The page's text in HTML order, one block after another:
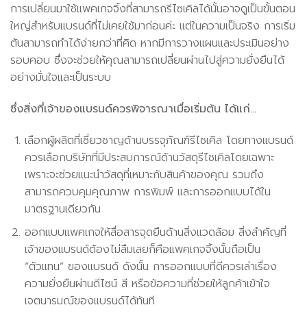
การเปลี่ยนมาใช้แพคเกจจิ้งที่สามารถรีไซเคิลได้นั้นอาจดูเป็นขั้นตอน
ใหญ่สำหรับแบรนด์ที่ไม่เคยใช้มาก่อนค่ะ แต่ในความเป็นจริง การเริ่ม
ต้นสามารถทำได้ง่ายกว่าที่คิด หากมีการวางแผนและประเมินอย่าง
รอบคอบ ซึ่งจะช่วยให้คุณสามารถเปลี่ยนผ่านไปสู่ความยั่งยืนได้
อย่างมั่นใจและเป็นระบบ
ซึ่งสิ่งที่เจ้าของแบรนด์ควรพิจารณาเมื่อเริ่มต้น ได้แก่…
เลือกผู้ผลิตที่เชี่ยวชาญด้านบรรจุภัณฑ์รีไซเคิล โดยทางแบรนด์
ควรเลือกบริษัทที่มีประสบการณ์ด้านวัสดุรีไซเคิลโดยเฉพาะ
เพราะจะช่วยแนะนำวัสดุที่เหมาะกับสินค้าของคุณ รวมถึง
สามารถควบคุมคุณภาพ การพิมพ์ และการออกแบบได้ใน
มาตรฐานเดียวกัน
ออกแบบแพคเกจให้สื่อสารจุดยืนด้านสิ่งแวดล้อม สิ่งสำคัญที่
เจ้าของแบรนด์ต้องไม่ลืมเลยก็คือแพคเกจจิ้งนั้นถือเป็น
“ตัวแทน” ของแบรนด์ ดังนั้น การออกแบบที่ดีควรเล่าเรื่อง
ความยั่งยืนผ่านดีไซน์ สี หรือข้อความที่ช่วยให้ลูกค้าเข้าใจ
เจตนารมณ์ของแบรนด์ได้ทันที